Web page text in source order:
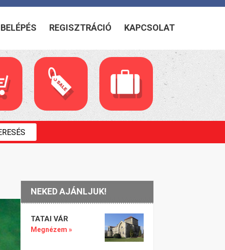
BELÉPÉS REGISZTRÁCIÓ KAPCSOLAT
NEKED AJÁNLJUK!
TATAI VÁR
Megnézem »